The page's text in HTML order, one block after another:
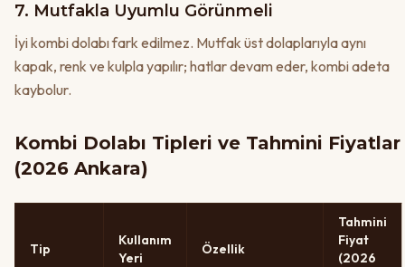
7. Mutfakla Uyumlu Görünmeli
İyi kombi dolabı fark edilmez. Mutfak üst dolaplarıyla aynı
kapak, renk ve kulpla yapılır; hatlar devam eder, kombi adeta
kaybolur.
Kombi Dolabı Tipleri ve Tahmini Fiyatlar
(2026 Ankara)
Tip
Kullanım
Yeri
Özellik
Tahmini
Fiyat
(2026